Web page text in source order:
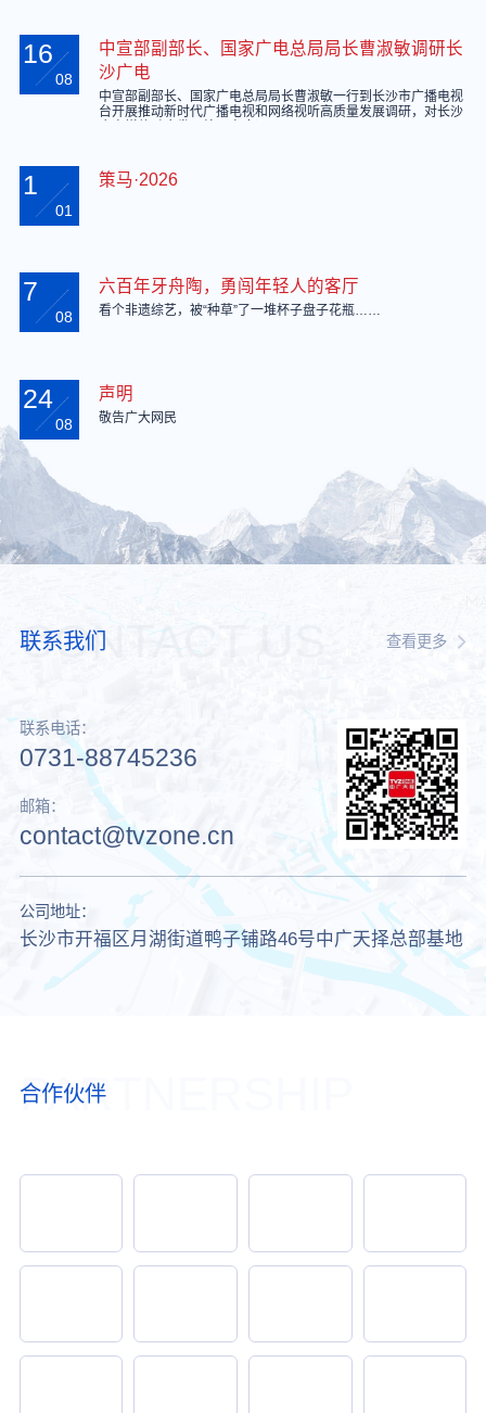
16
08
中宣部副部长、国家广电总局局长曹淑敏调研长
沙广电
中宣部副部长、国家广电总局局长曹淑敏一行到长沙市广播电视
台开展推动新时代广播电视和网络视听高质量发展调研，对长沙
1
01
策马·2026
7
08
六百年牙舟陶，勇闯年轻人的客厅
看个非遗综艺，被“种草”了一堆杯子盘子花瓶……
24
08
声明
敬告广大网民
CONTACT US
联系我们 查看更多
联系电话：
0731-88745236
邮箱：
contact@tvzone.cn
公司地址：
长沙市开福区月湖街道鸭子铺路46号中广天择总部基地
PARTNERSHIP
合作伙伴